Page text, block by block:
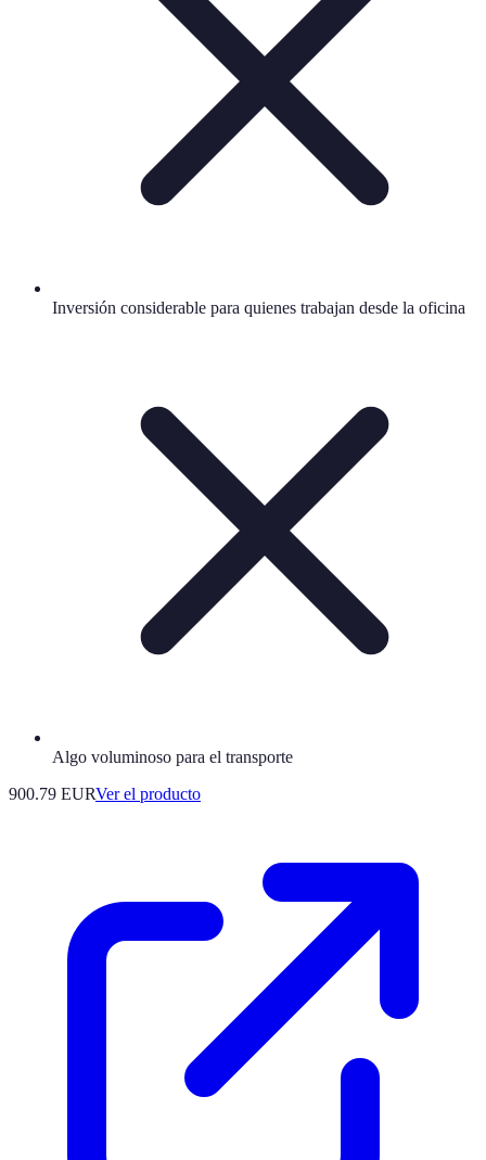
Inversión considerable para quienes trabajan desde la oficina
Algo voluminoso para el transporte
900.79 EURVer el producto